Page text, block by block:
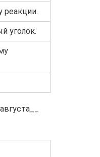
реакции.
уголок.